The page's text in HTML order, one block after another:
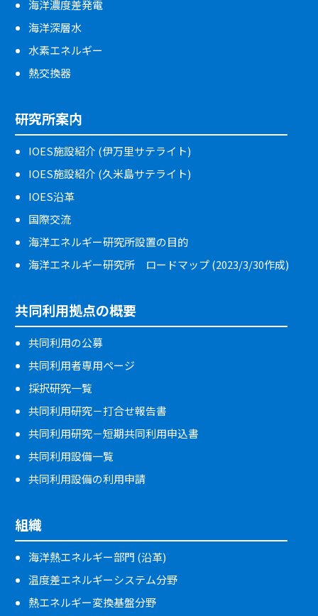
海洋濃度差発電
海洋深層水
水素エネルギー
熱交換器
研究所案内
IOES施設紹介 (伊万里サテライト)
IOES施設紹介 (久米島サテライト)
IOES沿革
国際交流
海洋エネルギー研究所設置の目的
海洋エネルギー研究所 ロードマップ (2023/3/30作成)
共同利用拠点の概要
共同利用の公募
共同利用者専用ページ
採択研究一覧
共同利用研究－打合せ報告書
共同利用研究－短期共同利用申込書
共同利用設備一覧
共同利用設備の利用申請
組織
海洋熱エネルギー部門 (沿革)
温度差エネルギーシステム分野
熱エネルギー変換基盤分野